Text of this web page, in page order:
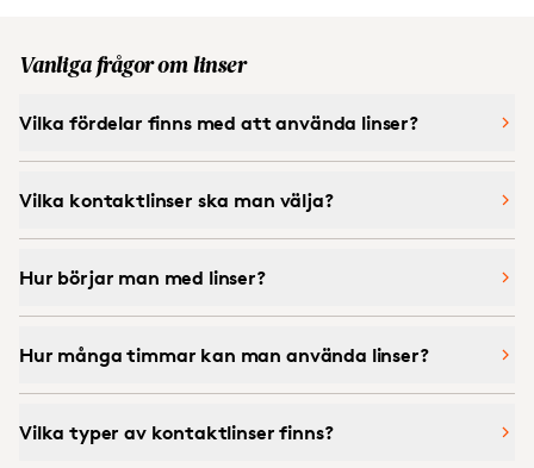
Vanliga frågor om linser
Vilka fördelar finns med att använda linser?
Vilka kontaktlinser ska man välja?
Hur börjar man med linser?
Hur många timmar kan man använda linser?
Vilka typer av kontaktlinser finns?